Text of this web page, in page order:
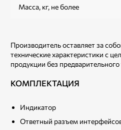
Масса, кг, не более
Производитель оставляет за
технические характеристики с
продукции без
КОМПЛЕКТАЦИЯ
Индикатор
Ответный разъем